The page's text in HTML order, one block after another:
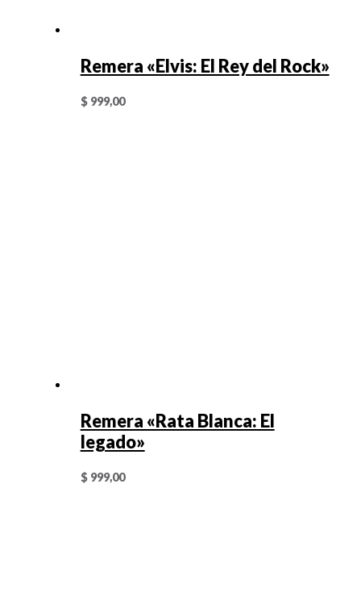
Remera «Elvis: El Rey del Rock»
$999,00
Remera «Rata Blanca: El
legado»
$999,00